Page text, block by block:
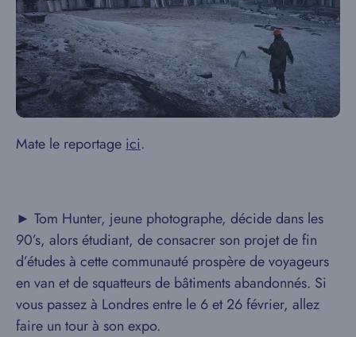
Mate le reportage ici.
► Tom Hunter, jeune photographe, décide dans les
90’s, alors étudiant, de consacrer son projet de fin
d’études à cette communauté prospère de voyageurs
en van et de squatteurs de bâtiments abandonnés. Si
vous passez à Londres entre le 6 et 26 février, allez
faire un tour à son expo.